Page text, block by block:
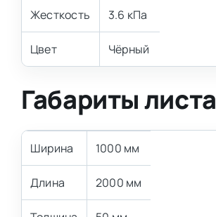
Жесткость 3.6 кПа
Цвет Чёрный
Габариты листа
Ширина 1000 мм
Длина 2000 мм